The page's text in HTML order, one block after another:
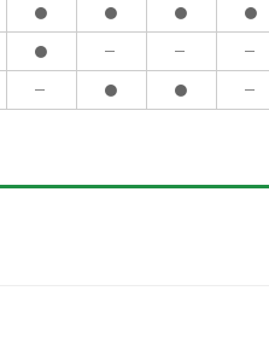
● ● ● ●
● － － －
－ ● ● －